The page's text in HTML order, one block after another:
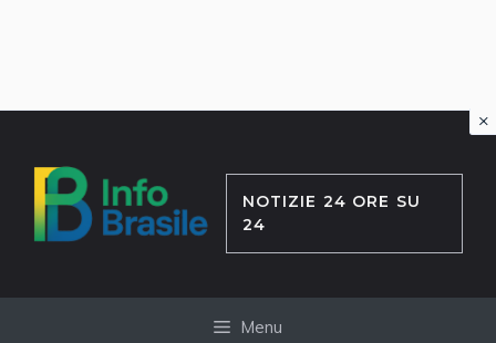
contenuto
NOTIZIE 24 ORE SU
24
Menu
×